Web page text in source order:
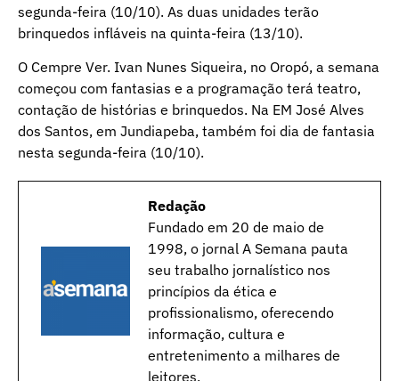
segunda-feira (10/10). As duas unidades terão
brinquedos infláveis na quinta-feira (13/10).
O Cempre Ver. Ivan Nunes Siqueira, no Oropó, a semana
começou com fantasias e a programação terá teatro,
contação de histórias e brinquedos. Na EM José Alves
dos Santos, em Jundiapeba, também foi dia de fantasia
nesta segunda-feira (10/10).
Redação
Fundado em 20 de maio de
1998, o jornal A Semana pauta
seu trabalho jornalístico nos
princípios da ética e
profissionalismo, oferecendo
informação, cultura e
entretenimento a milhares de
leitores.